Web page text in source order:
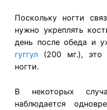
Поскольку ногти
нужно укреплять
день после обеда и
гуггул (200 мг.), это
ногти.
В некоторых
наблюдается